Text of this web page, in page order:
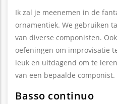
Ik zal je meenemen in de
ornamentiek. We gebruiken
van diverse componisten.
oefeningen om improvisatie
leuk en uitdagend om te
van een bepaalde componist.
Basso continuo